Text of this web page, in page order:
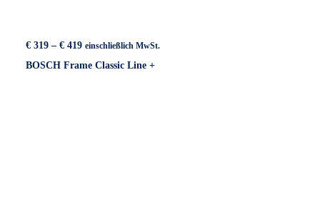
€ 319 – € 419Preisspanne:
bis
einschließlich MwSt.
BOSCH Frame Classic Line +